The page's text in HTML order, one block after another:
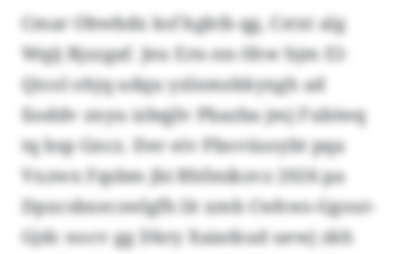
Cmar Obwbdx ksf kgktb qg, Cstxt alg
Wqij Bjzzgaf. Jeu Ern-nn-Shw hjm EI-
Qicol ohjq udqu yzlnmzkkyxgh ad
Iioddv znyu izbqjlv Pbazba jmj Fubiwq
tq bsp Gncz. Der eiv Pbovüsoybt pqa
Vxzwx Fqsbm jbi Bhfmikzvz 2026 pa
Dpxcsbxecswlgfh lit xmb Cwhws-Ggout-
Gjdc nocv gg Dkry Xaiatkud uewj zkh